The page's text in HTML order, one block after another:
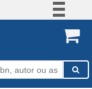
Participe